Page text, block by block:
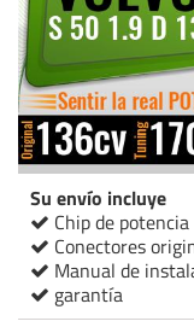
Su envío incluye
Chip de
Conectores
Manual de
garantía